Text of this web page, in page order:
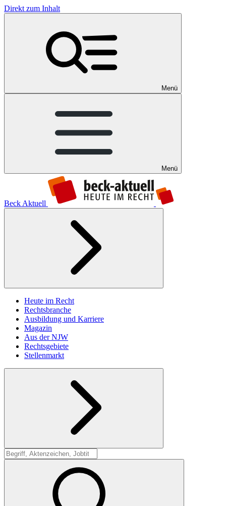
Direkt zum Inhalt
Menü
Menü
Beck Aktuell
Heute im Recht
Rechtsbranche
Ausbildung und Karriere
Magazin
Aus der NJW
Rechtsgebiete
Stellenmarkt
Suche